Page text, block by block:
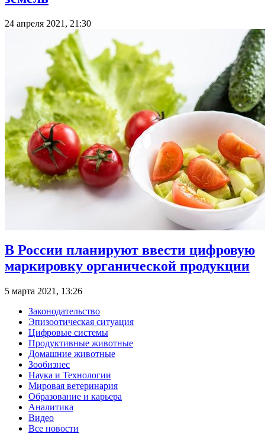
24 апреля 2021, 21:30
В России планируют ввести цифровую
маркировку органической продукции
5 марта 2021, 13:26
Законодательство
Эпизоотическая ситуация
Цифровые системы
Продуктивные животные
Домашние животные
Зообизнес
Наука и Технологии
Мировая ветеринария
Образование и карьера
Аналитика
Видео
Все новости